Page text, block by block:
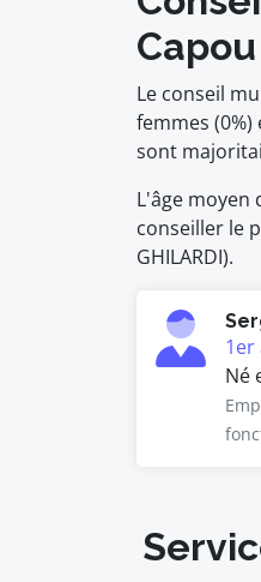
Capou
Le conseil
femmes
sont
L'âge moyen
conseiller le
GHILARDI).
1er
Né